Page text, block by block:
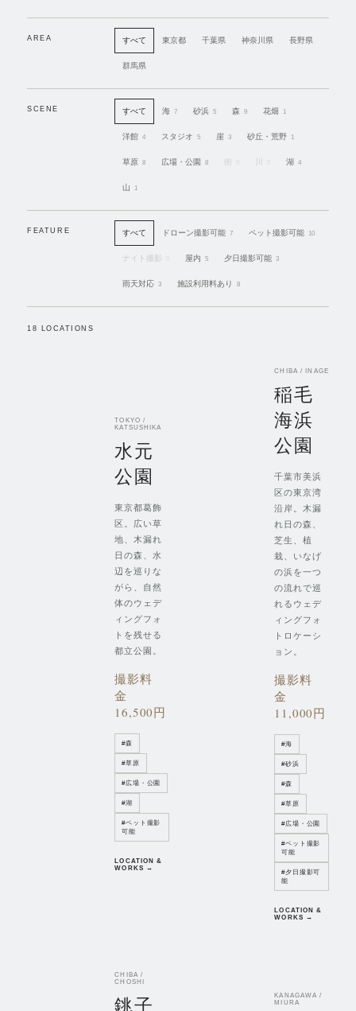
AREA すべて 東京都 千葉県 神奈川県 長野県
群馬県
SCENE すべて 海 7 砂浜 5 森 9 花畑 1
洋館 4 スタジオ 5 崖 3 砂丘・荒野 1
草原 8 広場・公園 8 街 湖 4
山 1
FEATURE すべて ドローン撮影可能 7 ペット撮影可能 10
ナイト撮影 屋内 5 夕日撮影可能 3
雨天対応 3 施設利用料あり 8
18 LOCATIONS
TOKYO /
KATSUSHIKA
水元
公園
東京都葛飾
区。広い草
地、木漏れ
日の森、水
辺を巡りな
がら、自然
体のウェデ
ィングフォ
トを残せる
都立公園。
撮影料
金
16,500円
#森
#草原
# 広場・公園
#湖
#ペット撮影
可能
LOCATION &
WORKS →
CHIBA / INAGE
稲毛
海浜
公園
千葉市美浜
区の東京湾
沿岸。木漏
れ日の森、
芝生、植
栽、いなげ
の浜を一つ
の流れで巡
れるウェデ
ィングフォ
トロケーシ
ョン。
撮影料
金
11,000円
#海
#砂浜
#森
#草原
# 広場・公園
#ペット撮影
可能
#夕日撮影可
能
LOCATION &
WORKS →
CHIBA /
CHOSHI
銚子
KANAGAWA /
MIURA